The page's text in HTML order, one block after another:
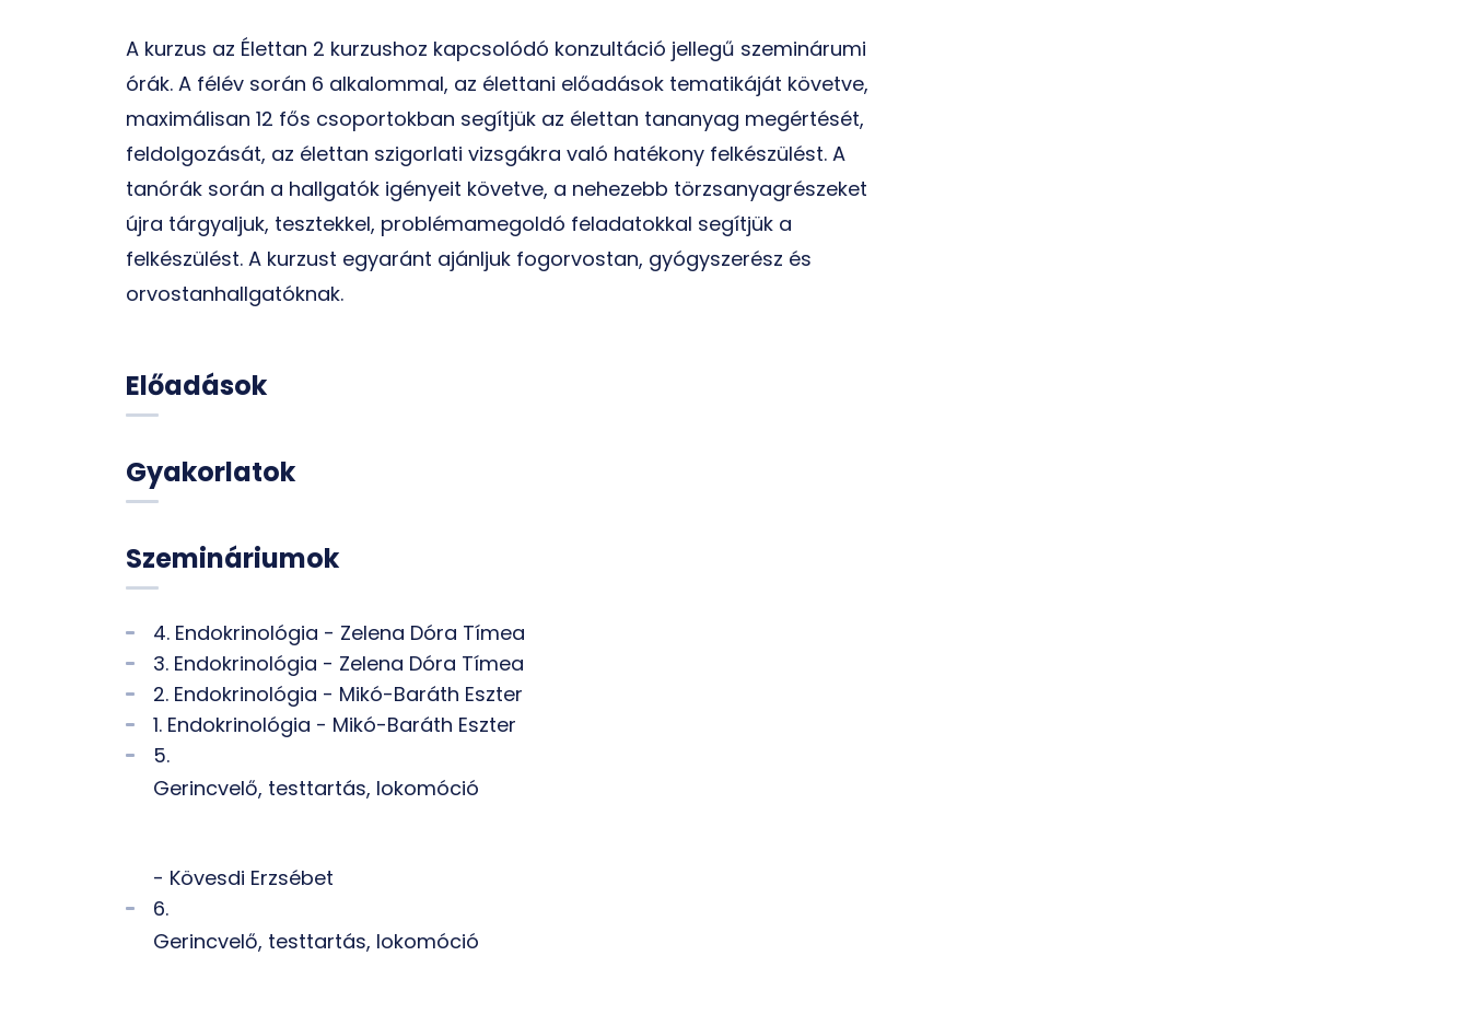
A kurzus az Élettan 2 kurzushoz kapcsolódó konzultáció jellegű szeminárumi
órák. A félév során 6 alkalommal, az élettani előadások tematikáját követve,
maximálisan 12 fős csoportokban segítjük az élettan tananyag megértését,
feldolgozását, az élettan szigorlati vizsgákra való hatékony felkészülést. A
tanórák során a hallgatók igényeit követve, a nehezebb törzsanyagrészeket
újra tárgyaljuk, tesztekkel, problémamegoldó feladatokkal segítjük a
felkészülést. A kurzust egyaránt ajánljuk fogorvostan, gyógyszerész és
orvostanhallgatóknak.
Előadások
Gyakorlatok
Szemináriumok
4. Endokrinológia - Zelena Dóra Tímea
3. Endokrinológia - Zelena Dóra Tímea
2. Endokrinológia - Mikó-Baráth Eszter
1. Endokrinológia - Mikó-Baráth Eszter
5.
Gerincvelő, testtartás, lokomóció
- Kövesdi Erzsébet
6.
Gerincvelő, testtartás, lokomóció